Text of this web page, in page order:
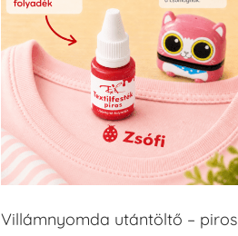
Villámnyomda utántöltő – piros